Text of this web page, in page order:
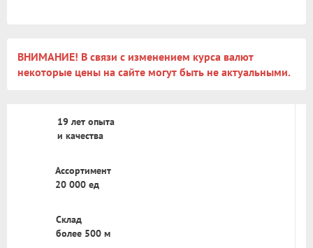
ВНИМАНИЕ! В связи с изменением курса валют
некоторые цены на сайте могут быть не актуальными.
19 лет опыта
и качества
Ассортимент
20 000 ед
Склад
более 500 м